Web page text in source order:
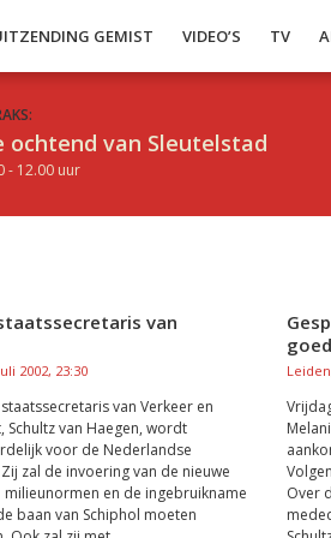
GEMIST VIDEO’S TV
ochtend van Sleutelstad
- 12.00 uur
van
2002, 23:30
van Verkeer en
Schultz van Haegen, wordt
voor de Nederlandse
zal de invoering van de nieuwe
milieunormen en de ingebruikname
baan van Schiphol moeten
Over